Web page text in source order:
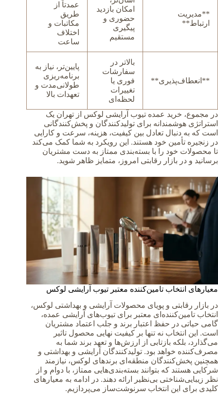
**مدیریت
ارتباط**
امکان بازدید
حضوری و
پیگیری
مستقیم
عمدتاً از
طریق
مکاتبات و
اختلاف
ساعت
**انعطاف‌پذیری**
بالاتر در
سفارشات
فوری یا
تغییرات
لحظه‌ای
پایین‌تر، نیاز به
برنامه‌ریزی
طولانی‌مدت و
تعهدات بالا
در مجموع، خرید عمده تیوب آرایشی لوکس از تهران یک
استراتژی هوشمندانه برای تولیدکنندگان و پخش‌کنندگانی
است که به دنبال تعادل بین کیفیت، هزینه، سرعت و کارایی
در زنجیره تأمین خود هستند. این رویکرد به شما کمک می‌کند
تا محصولات خود را با بسته‌بندی ممتاز به دست مشتریان
برسانید و در بازار رقابتی امروز، متمایز ظاهر شوید.
معیارهای انتخاب تامین‌کننده معتبر تیوب آرایشی لوکس
در بازار رقابتی و پویای محصولات آرایشی و بهداشتی لوکس،
انتخاب تامین‌کننده‌ای معتبر برای تیوب‌های آرایشی عمده،
گامی حیاتی در حفظ اعتبار برند و جلب اعتماد مشتریان
است. این انتخاب نه تنها بر کیفیت نهایی محصول تاثیر
می‌گذارد، بلکه بازتابی از ارزش‌ها و تعهد برند شما به
مصرف‌کننده خواهد بود. تولیدکنندگان آرایشی و بهداشتی و
همچنین پخش‌کنندگان منطقه‌ای برندهای لوکس، نیازمند
شرکایی هستند که بتوانند بسته‌بندی‌هایی ممتاز، با دوام و از
نظر زیبایی‌شناختی بی‌نظیر ارائه دهند. در ادامه به معیارهای
کلیدی برای این انتخاب سرنوشت‌ساز می‌پردازیم.